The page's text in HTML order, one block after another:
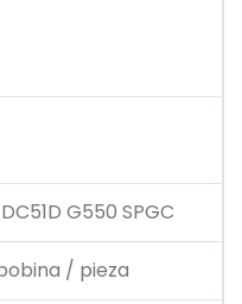
G550 SPGC
/ pieza